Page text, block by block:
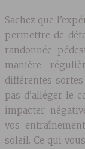
Sachez que
permettre de
randonnée
manière
différentes
pas d’alléger le
impacter
vos
soleil. Ce qui